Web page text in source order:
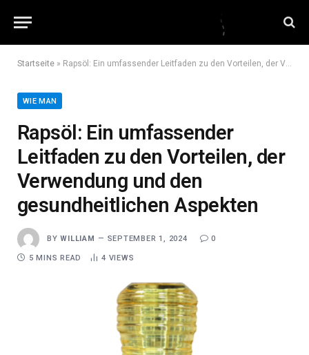
Startseite » Rapsöl: Ein umfassender Leitfaden zu den Vorteilen, der Verwendung und den gesundheitlichen Aspekten
WIE MAN
Rapsöl: Ein umfassender
Leitfaden zu den Vorteilen, der
Verwendung und den
gesundheitlichen Aspekten
BY WILLIAM SEPTEMBER 1, 2024 0
5 MINS READ 4 VIEWS